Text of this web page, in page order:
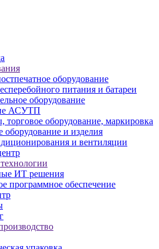
оборудование
питания и батареи
оборудование
АСУТП
торговое оборудование, маркировка
и изделия
и вентиляции
ИТ решения
программное обеспечение